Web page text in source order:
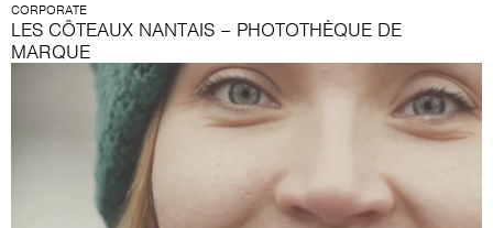
CORPORATE
LES CÔTEAUX NANTAIS – PHOTOTHÈQUE DE
MARQUE